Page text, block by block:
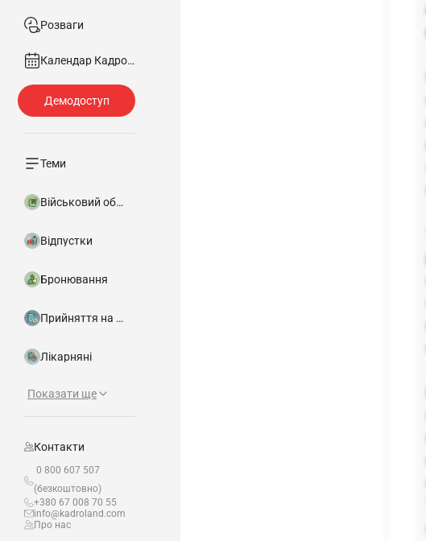
Розваги
Календар Кадровика
Теми
Військовий облік
Відпустки
Бронювання
Прийняття на роботу
Лікарняні
Показати ще
Контакти
0 800 607 507
(безкоштовно)
+380 67 008 70 55
info@kadroland.com
Про нас